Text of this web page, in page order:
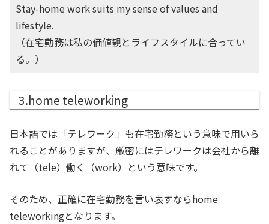
Stay-home work suits my sense of values and
lifestyle.
（在宅勤務は私の価値観とライフスタイルに合ってい
る。）
3.home teleworking
日本語では「テレワーク」も在宅勤務という意味で用いら
れることがありますが、厳密にはテレワークは会社から離
れて（tele）働く（work）という意味です。
そのため、正確に在宅勤務を言い表すならhome
teleworkingとなります。